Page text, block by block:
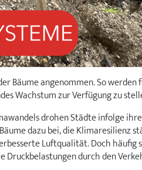
Bäume angenommen. So
Wachstum zur Verfügung zu
drohen Städte infolge
dazu bei, die Klimaresilienz
Luftqualität. Doch
durch den